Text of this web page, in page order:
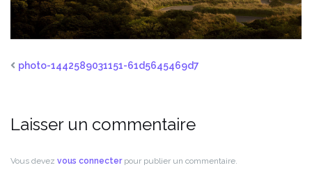
photo-1442589031151-61d5645469d7
Laisser un commentaire
Vous devez vous connecterpour publier un commentaire.